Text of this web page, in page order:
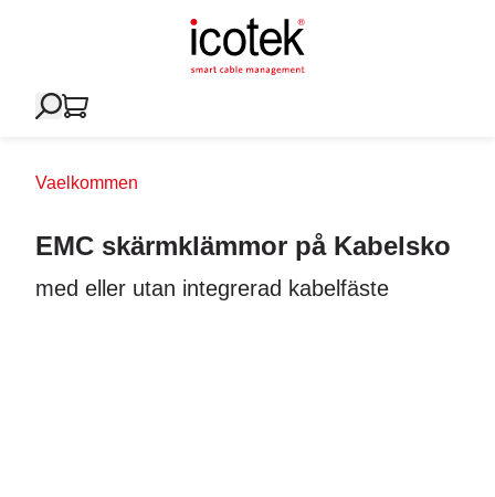
Vaelkommen
EMC skärmklämmor på Kabelsko
med eller utan integrerad kabelfäste